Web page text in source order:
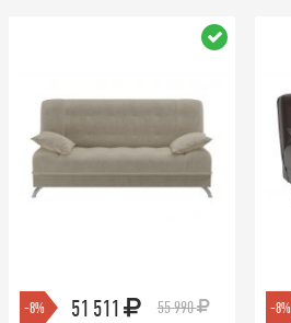
-8% 51 511 55 990 -8%